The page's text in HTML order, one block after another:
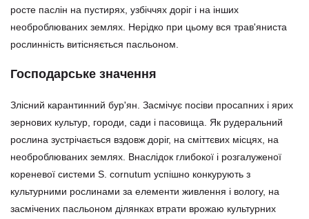
росте паслін на пустирях, узбіччях доріг і на інших
необроблюваних землях. Нерідко при цьому вся трав'яниста
рослинність витісняється пасльоном.
Господарське значення
Злісний карантинний бур'ян. Засмічує посіви просапних і ярих
зернових культур, городи, сади і пасовища. Як рудеральний
рослина зустрічається вздовж доріг, на сміттєвих місцях, на
необроблюваних землях. Внаслідок глибокої і розгалуженої
кореневої системи S. cornutum успішно конкурують з
культурними рослинами за елементи живлення і вологу, на
засмічених пасльоном ділянках втрати врожаю культурних